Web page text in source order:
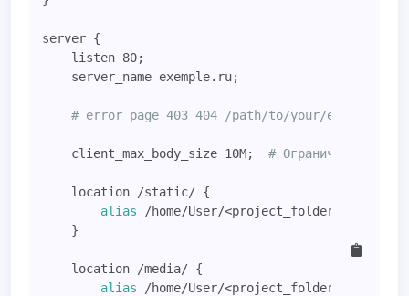
server {
    listen 80;
    server_name exemple.ru;
# error_page 403 404 /path/to/your/error_page;
    client_max_body_size 10M;
# Ограничение
    location /static/ {
alias /home/User/<project_folder>/
    }
    location /media/ {
alias /home/User/<project_folder>/media/;